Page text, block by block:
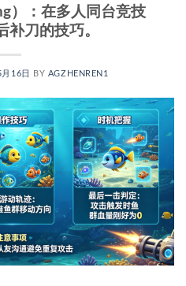
）：在多人同台竞技
补刀的技巧。
16日 BY AGZHENREN1